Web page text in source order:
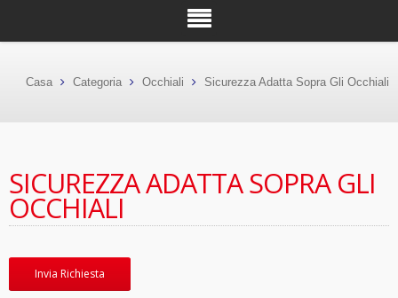
Casa Categoria Occhiali Sicurezza Adatta Sopra Gli Occhiali
SICUREZZA ADATTA SOPRA GLI
OCCHIALI
Invia Richiesta